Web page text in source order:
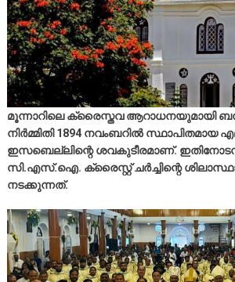
മൂന്നാറിലെ ക്രൈസ്തവ ആറാധനയുമായി
നിര്‍മ്മിതി 1894 നവംബറില്‍ സ്ഥാപിതമായ
ഇസബെല്ലിന്റെ ശവകുടീരമാണ്.
സി.എസ്.ഐ. ക്രൈസ്റ്റ് ചര്‍ച്ചിന്റെ
നടക്കുന്നത്.